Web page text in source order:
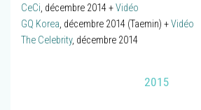
CeCi, décembre 2014 +Vidéo
GQ Korea, décembre 2014 (Taemin) +Vidéo
The Celebrity, décembre 2014
2015